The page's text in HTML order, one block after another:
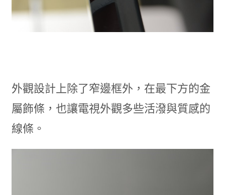
外觀設計上除了窄邊框外，在最下方的金
屬飾條，也讓電視外觀多些活潑與質感的
線條。